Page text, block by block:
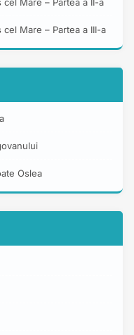
Mare – Partea a II-a
Mare – Partea a III-a
Oslea